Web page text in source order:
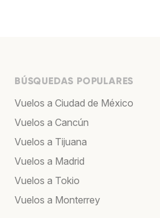
BÚSQUEDAS POPULARES
Vuelos a Ciudad de México
Vuelos a Cancún
Vuelos a Tijuana
Vuelos a Madrid
Vuelos a Tokio
Vuelos a Monterrey